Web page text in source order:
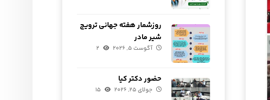
روزشمار هفته جهانی ترویج
شیر مادر
آگوست ۵, ۲۰۲۶ ۲
حضور دکتر کیا
جولای ۲۵, ۲۰۲۶ ۱۵